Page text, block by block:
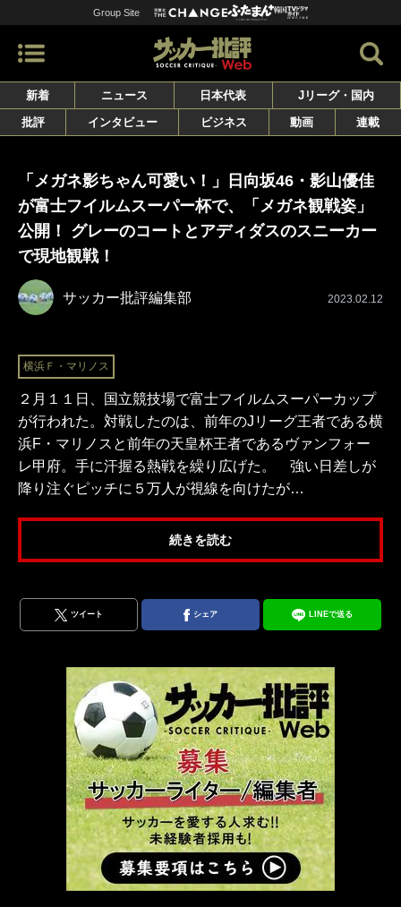
Group Site
新着 ニュース 日本代表
Jリーグ・国内
批評
インタビュー ビジネス 動画 連載
「メガネ影ちゃん可愛い！」日向坂46・影山優佳
が富士フイルムスーパー杯で、「メガネ観戦姿」
公開！ グレーのコートとアディダスのスニーカー
で現地観戦！
サッカー批評編集部 2023.02.12
横浜Ｆ・マリノス
２月１１日、国立競技場で富士フイルムスーパーカップ
が行われた。対戦したのは、前年のJリーグ王者である横
浜F・マリノスと前年の天皇杯王者であるヴァンフォー
レ甲府。手に汗握る熱戦を繰り広げた。 強い日差しが
降り注ぐピッチに５万人が視線を向けたが…
続きを読む
ツイート シェア LINEで送る